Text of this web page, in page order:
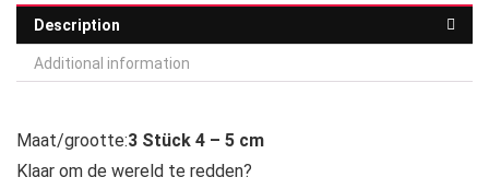
Description
Additional information
Maat/grootte:3 Stück 4 – 5 cm
Klaar om de wereld te redden?